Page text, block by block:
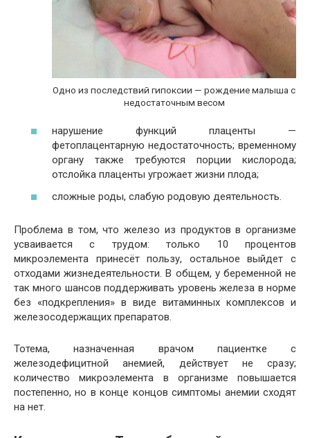
Одно из последствий гипоксии — рождение малыша с
недостаточным весом
нарушение функций плаценты —
фетоплацентарную недостаточность; временному
органу также требуются порции кислорода;
отслойка плаценты угрожает жизни плода;
сложные роды, слабую родовую деятельность.
Проблема в том, что железо из продуктов в организме
усваивается с трудом: только 10 процентов
микроэлемента принесёт пользу, остальное выйдет с
отходами жизнедеятельности. В общем, у беременной не
так много шансов поддерживать уровень железа в норме
без «подкрепления» в виде витаминных комплексов и
железосодержащих препаратов.
Тотема, назначенная врачом пациентке с
железодефицитной анемией, действует не сразу;
количество микроэлемента в организме повышается
постепенно, но в конце концов симптомы анемии сходят
на нет.